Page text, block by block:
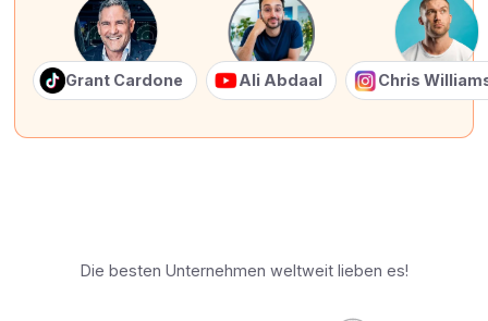
Grant Cardone Ali Abdaal Chris
Die besten Unternehmen weltweit lieben es!